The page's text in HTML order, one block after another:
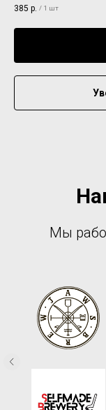
385 р. / 1 шт
Мы